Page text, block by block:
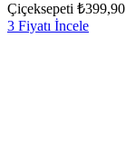
Çiçeksepeti ₺399,90
3 Fiyatı İncele